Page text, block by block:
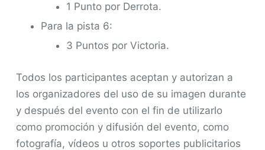
1 Punto por Derrota.
Para la pista 6:
3 Puntos por Victoria.
Todos los participantes aceptan y autorizan a
los organizadores del uso de su imagen durante
y después del evento con el fin de utilizarlo
como promoción y difusión del evento, como
fotografía, vídeos u otros soportes publicitarios